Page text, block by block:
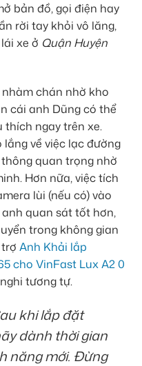
bản đồ, gọi điện hay
rời tay khỏi vô lăng,
xe ở Quận Huyện
chán nhờ kho
cái anh Dũng có thể
thích ngay trên xe.
về việc lạc đường
quan trọng nhờ
Hơn nữa, việc tích
lùi (nếu có) vào
quan sát tốt hơn,
trong không gian
Anh Khải lắp
cho VinFast Lux A2 0
tương tự.
khi lắp đặt
dành thời gian
năng mới. Đừng